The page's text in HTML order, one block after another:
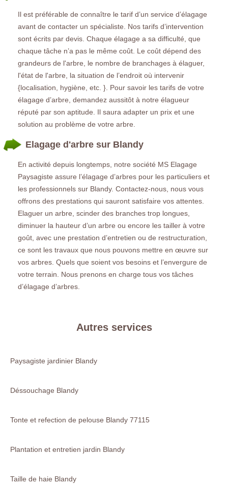
Il est préférable de connaître le tarif d’un service d’élagage
avant de contacter un spécialiste. Nos tarifs d’intervention
sont écrits par devis. Chaque élagage a sa difficulté, que
chaque tâche n’a pas le même coût. Le coût dépend des
grandeurs de l'arbre, le nombre de branchages à élaguer,
l'état de l'arbre, la situation de l’endroit où intervenir
{localisation, hygiène, etc. }. Pour savoir les tarifs de votre
élagage d’arbre, demandez aussitôt à notre élagueur
réputé par son aptitude. Il saura adapter un prix et une
solution au problème de votre arbre.
Elagage d'arbre sur Blandy
En activité depuis longtemps, notre société MS Elagage
Paysagiste assure l’élagage d’arbres pour les particuliers et
les professionnels sur Blandy. Contactez-nous, nous vous
offrons des prestations qui sauront satisfaire vos attentes.
Elaguer un arbre, scinder des branches trop longues,
diminuer la hauteur d’un arbre ou encore les tailler à votre
goût, avec une prestation d’entretien ou de restructuration,
ce sont les travaux que nous pouvons mettre en œuvre sur
vos arbres. Quels que soient vos besoins et l’envergure de
votre terrain. Nous prenons en charge tous vos tâches
d’élagage d’arbres.
Autres services
Paysagiste jardinier Blandy
Déssouchage Blandy
Tonte et refection de pelouse Blandy 77115
Plantation et entretien jardin Blandy
Taille de haie Blandy